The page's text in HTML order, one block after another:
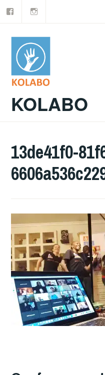
Doorgaan
inhoud
KOLABO
13de41f0-